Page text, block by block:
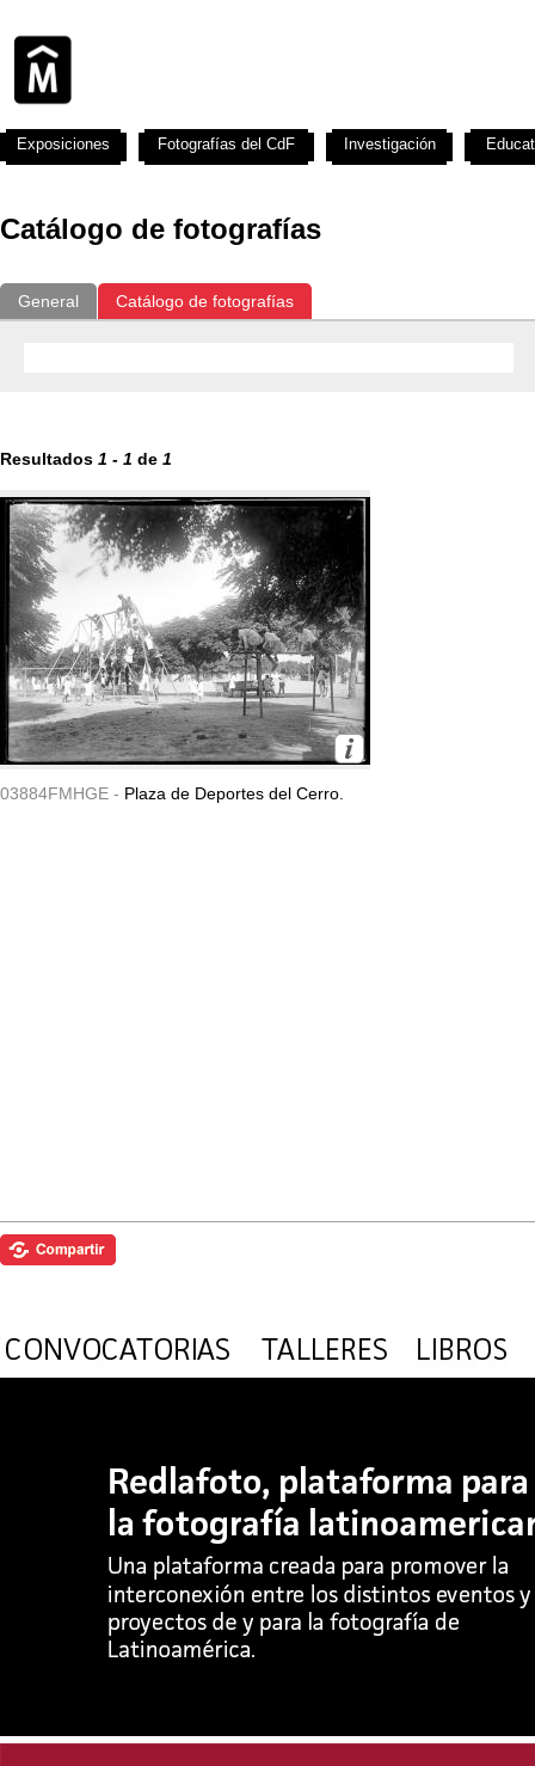
Catálogo de fotografías
General Catálogo de fotografías
Resultados 1 - 1 de 1
03884FMHGE - Plaza de Deportes del Cerro.
Exposiciones Fotografías del CdF Investigación